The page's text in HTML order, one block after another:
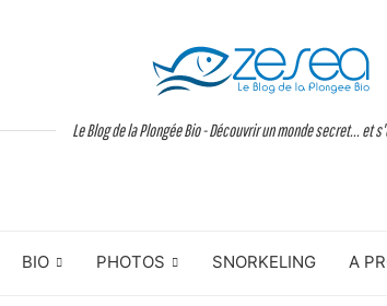
Le Blog de la Plongée Bio - Découvrir un monde secret... et
BIO PHOTOS SNORKELING A